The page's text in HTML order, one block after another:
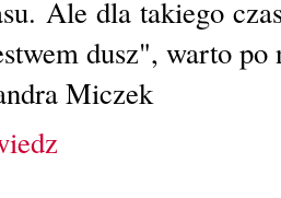
Ale dla takiego
dusz", warto po
Miczek